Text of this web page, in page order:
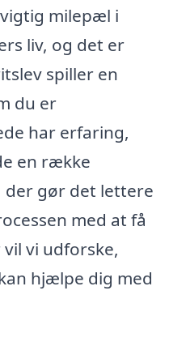
milepæl i
liv, og det er
spiller en
du er
har erfaring,
en række
der gør det lettere
med at få
vi udforske,
hjælpe dig med